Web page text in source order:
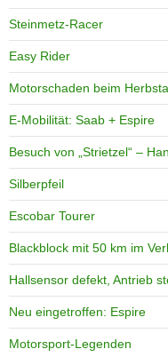
Steinmetz-Racer
Easy Rider
Motorschaden beim
E-Mobilität: Saab + Espire
Besuch von „Strietzel“ –
Silberpfeil
Escobar Tourer
Blackblock mit 50 km im
Hallsensor defekt, Antrieb
Neu eingetroffen: Espire
Motorsport-Legenden